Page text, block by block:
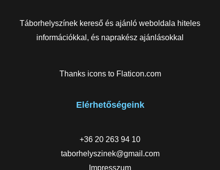
Táborhelyszínek kereső és ajánló weboldala hiteles
információkkal, és naprakész ajánlásokkal
Thanks icons to Flaticon.com
Elérhetőségeink
+36 20 263 94 10
taborhelyszinek@gmail.com
Impresszum